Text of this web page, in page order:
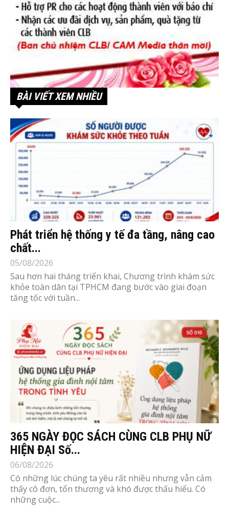
BÀI VIẾT XEM NHIỀU
Phát triển hệ thống y tế đa tầng, nâng cao
chất...
05/08/2026
Sau hơn hai tháng triển khai, Chương trình khám sức
khỏe toàn dân tại TPHCM đang bước vào giai đoạn
tăng tốc với tuần...
365 NGÀY ĐỌC SÁCH CÙNG CLB PHỤ NỮ
HIỆN ĐẠI Số...
06/08/2026
Có những lúc chúng ta yêu rất nhiều nhưng vẫn cảm
thấy cô đơn, tổn thương và khó được thấu hiểu. Có
những cuộc...